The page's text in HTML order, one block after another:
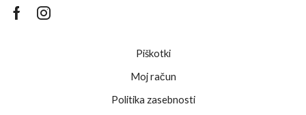
Piškotki
Moj račun
Politika zasebnosti